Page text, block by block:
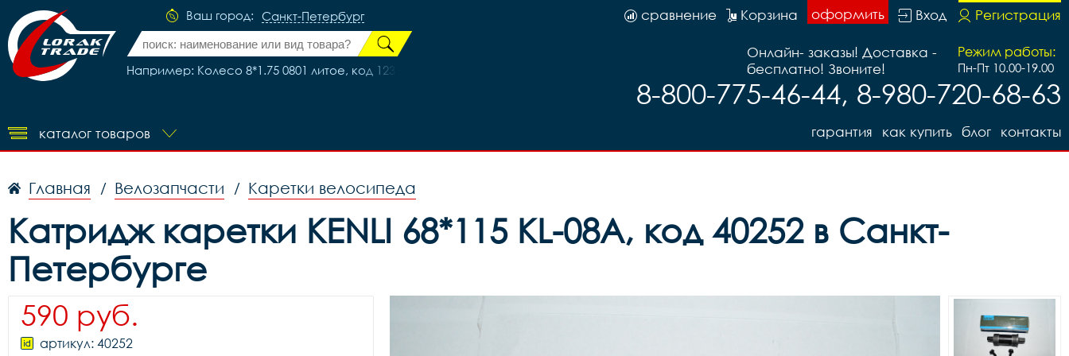
Ваш город: Санкт-Петербург
Например: Колесо 8*1.75 0801 литое, код 123
Регистрация
Вход
оформить
Корзина
сравнение
Режим работы:
Пн-Пт 10.00-19.00
Онлайн- заказы! Доставка -
бесплатно! Звоните!
8-800-775-46-44, 8-980-720-68-63
каталог товаров контакты
блог
как купить
гарантия
Главная / Велозапчасти / Каретки велосипеда
Катридж каретки KENLI 68*115 KL-08A, код 40252 в Санкт-
Петербурге
590 руб.
артикул: 40252